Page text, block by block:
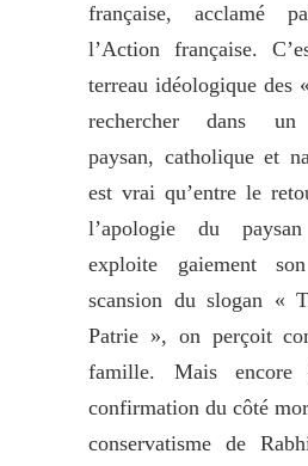
française, acclamé
l’Action française.
terreau idéologique des
rechercher dans un
paysan, catholique et
est vrai qu’entre le
l’apologie du
exploite gaiement
scansion du slogan «
Patrie », on perçoit
famille. Mais encore
confirmation du côté
conservatisme de